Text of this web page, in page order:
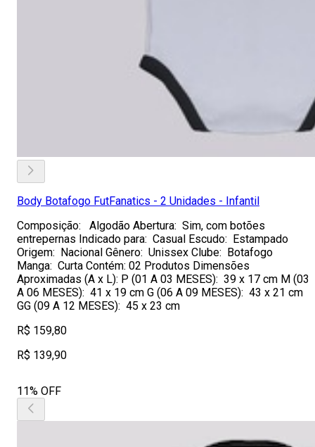
Body Botafogo FutFanatics - 2 Unidades - Infantil
Composição: Algodão Abertura: Sim, com botões
entrepernas Indicado para: Casual Escudo: Estampado
Origem: Nacional Gênero: Unissex Clube: Botafogo
Manga: Curta Contém: 02 Produtos Dimensões
Aproximadas (A x L): P (01 A 03 MESES): 39 x 17 cm M (03
A 06 MESES): 41 x 19 cm G (06 A 09 MESES): 43 x 21 cm
GG (09 A 12 MESES): 45 x 23 cm
R$ 159,80
R$ 139,90
11% OFF